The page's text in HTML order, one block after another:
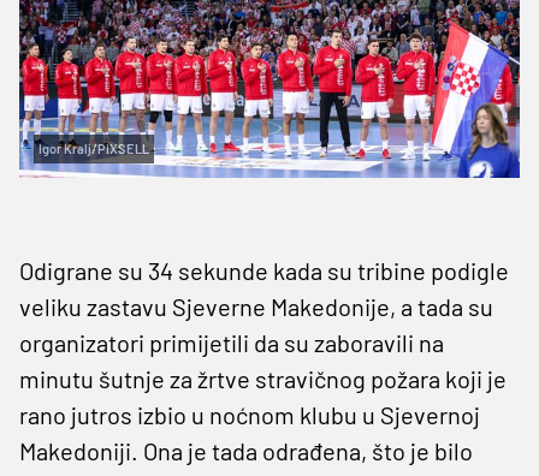
Igor Kralj/PIXSELL
Odigrane su 34 sekunde kada su tribine podigle
veliku zastavu Sjeverne Makedonije, a tada su
organizatori primijetili da su zaboravili na
minutu šutnje za žrtve stravičnog požara koji je
rano jutros izbio u noćnom klubu u Sjevernoj
Makedoniji. Ona je tada odrađena, što je bilo